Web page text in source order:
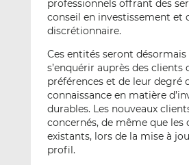
professionnels offrant des
conseil en investissement et
discrétionnaire.
Ces entités seront
s’enquérir auprès des clients
préférences et de leur degré
connaissance en matière
durables. Les nouveaux
concernés, de même que les
existants, lors de la mise à
profil.